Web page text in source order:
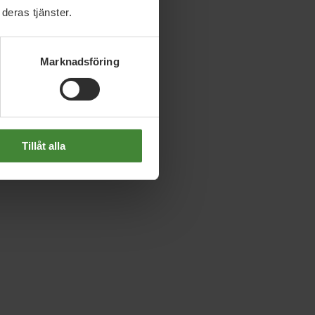
tjänster.
Marknadsföring
Tillåt alla